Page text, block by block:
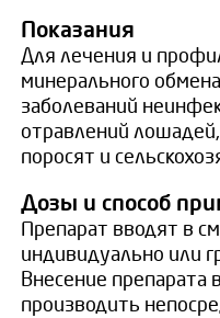
Показания
Для лечения и
минерального
заболеваний
отравлений
поросят и
Дозы и способ
Препарат вводят в
индивидуально или
Внесение препарата
производить